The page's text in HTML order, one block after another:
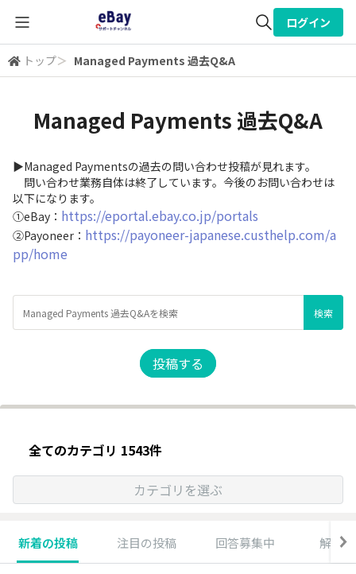
全体検索
検索
ログイン
トップ＞ Managed Payments 過去Q&A
Managed Payments 過去Q&A
▶Managed Paymentsの過去の問い合わせ投稿が見れます。
問い合わせ業務自体は終了しています。今後のお問い合わせは
以下になります。
①eBay： https://eportal.ebay.co.jp/portals
②Payoneer： https://payoneer-japanese.custhelp.com/a
pp/home
投稿する
全てのカテゴリ 1543件
カテゴリを選ぶ
新着の投稿 注目の投稿 回答募集中 解決